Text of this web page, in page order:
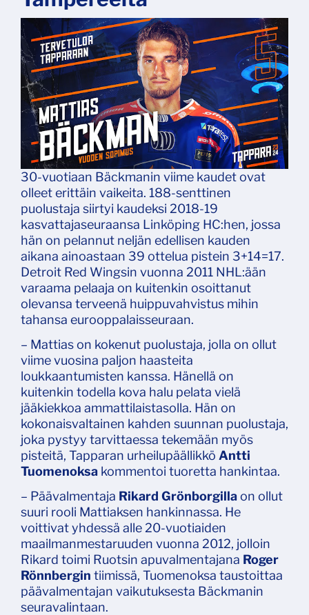
30-vuotiaan Bäckmanin viime kaudet ovat
olleet erittäin vaikeita. 188-senttinen
puolustaja siirtyi kaudeksi 2018-19
kasvattajaseuraansa Linköping HC:hen, jossa
hän on pelannut neljän edellisen kauden
aikana ainoastaan 39 ottelua pistein 3+14=17.
Detroit Red Wingsin vuonna 2011 NHL:ään
varaama pelaaja on kuitenkin osoittanut
olevansa terveenä huippuvahvistus mihin
tahansa eurooppalaisseuraan.
– Mattias on kokenut puolustaja, jolla on ollut
viime vuosina paljon haasteita
loukkaantumisten kanssa. Hänellä on
kuitenkin todella kova halu pelata vielä
jääkiekkoa ammattilaistasolla. Hän on
kokonaisvaltainen kahden suunnan puolustaja,
joka pystyy tarvittaessa tekemään myös
pisteitä, Tapparan urheilupäällikkö Antti
Tuomenoksa kommentoi tuoretta hankintaa.
– Päävalmentaja Rikard Grönborgillaon ollut
suuri rooli Mattiaksen hankinnassa. He
voittivat yhdessä alle 20-vuotiaiden
maailmanmestaruuden vuonna 2012, jolloin
Rikard toimi Ruotsin apuvalmentajana Roger
Rönnbergin tiimissä, Tuomenoksa taustoittaa
päävalmentajan vaikutuksesta Bäckmanin
seuravalintaan.